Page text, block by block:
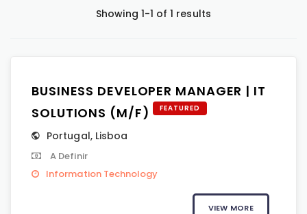
Showing 1-1 of 1 results
BUSINESS DEVELOPER MANAGER | IT
SOLUTIONS (M/F)
FEATURED
Portugal, Lisboa
A Definir
Information Technology
VIEW MORE